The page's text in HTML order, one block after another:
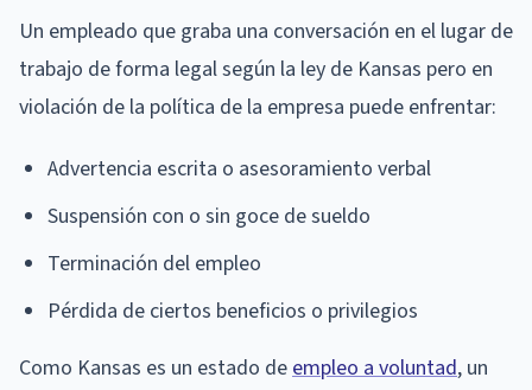
Un empleado que graba una conversación en el lugar de
trabajo de forma legal según la ley de Kansas pero en
violación de la política de la empresa puede enfrentar:
Advertencia escrita o asesoramiento verbal
Suspensión con o sin goce de sueldo
Terminación del empleo
Pérdida de ciertos beneficios o privilegios
Como Kansas es un estado deempleo a voluntad, un